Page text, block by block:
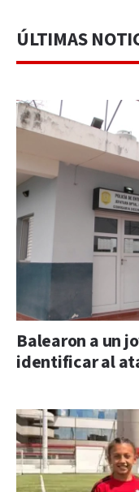
ÚLTIMAS
Balearon a un
identificar al